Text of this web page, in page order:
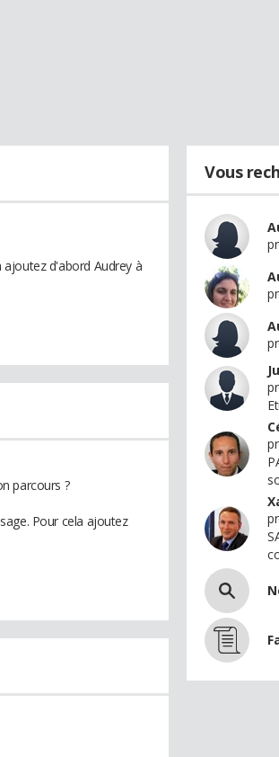
ajoutez d'abord Audrey à
parcours ?
Pour cela ajoutez
Vous